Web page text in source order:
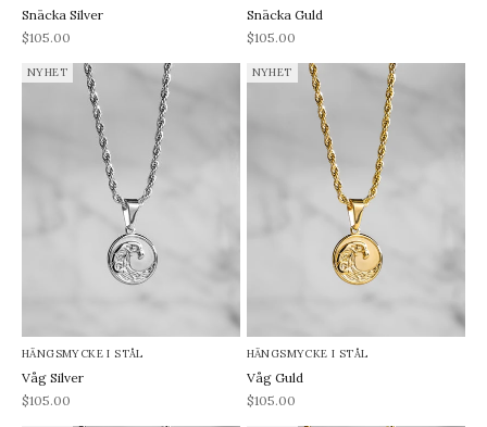
Snäcka Silver
REA-pris
$105.00
Snäcka Guld
REA-pris
$105.00
NYHET
HÄNGSMYCKE I STÅL
Våg Silver
REA-pris
$105.00
NYHET
HÄNGSMYCKE I STÅL
Våg Guld
REA-pris
$105.00